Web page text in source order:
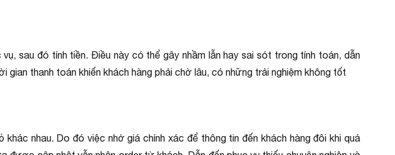
sau đó tính tiền. Điều này có thể gây nhầm lẫn hay sai sót trong tính toán, dẫn
thanh toán khiến khách hàng phải chờ lâu, có những trải nghiệm không tốt
nhau. Do đó việc nhớ giá chính xác để thông tin đến khách hàng đôi khi quá